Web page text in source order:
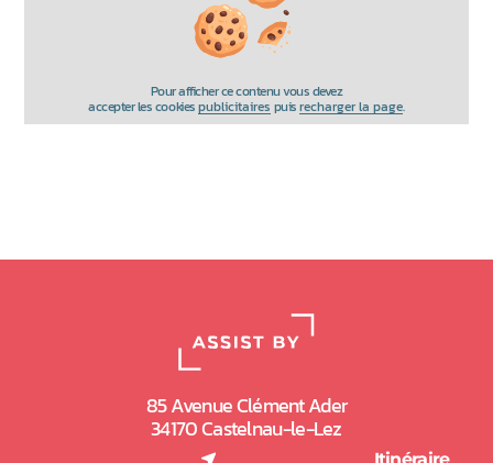
Pour afficher ce contenu vous devez
accepter les cookiespublicitaires puisrecharger la page.
85 Avenue Clément Ader
34170 Castelnau-le-Lez